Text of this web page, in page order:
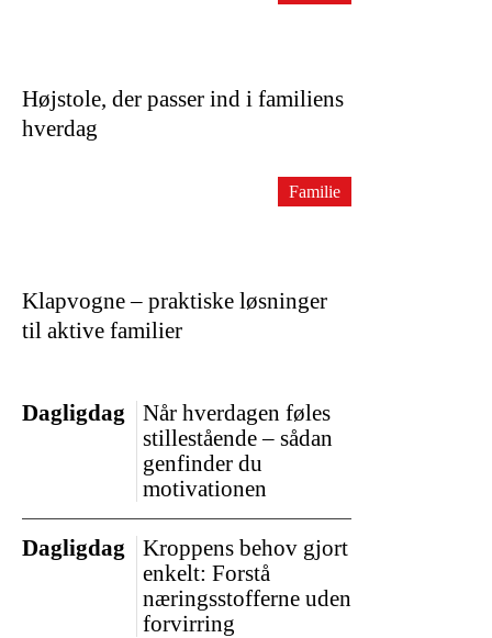
Højstole, der passer ind i familiens
hverdag
Klapvogne – praktiske løsninger
til aktive familier
Familie
Når hverdagen føles
stillestående – sådan
genfinder du
motivationen
Dagligdag
Kroppens behov gjort
enkelt: Forstå
næringsstofferne uden
forvirring
Dagligdag